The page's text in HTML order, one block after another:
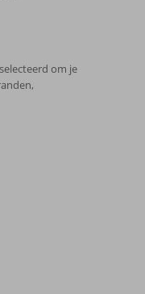
om je